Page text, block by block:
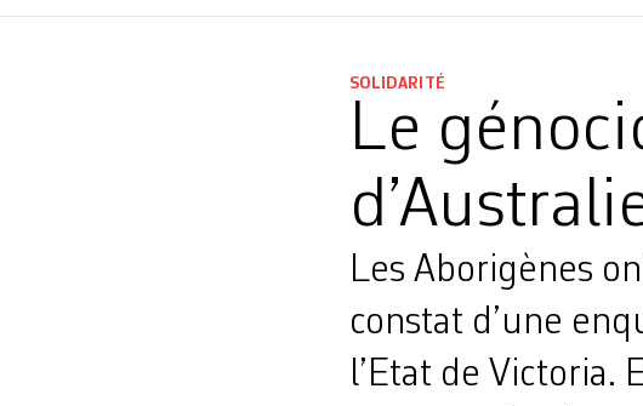
SOLIDARITÉ
Le
Les Aborigènes
constat d’une
l’Etat de Victoria.